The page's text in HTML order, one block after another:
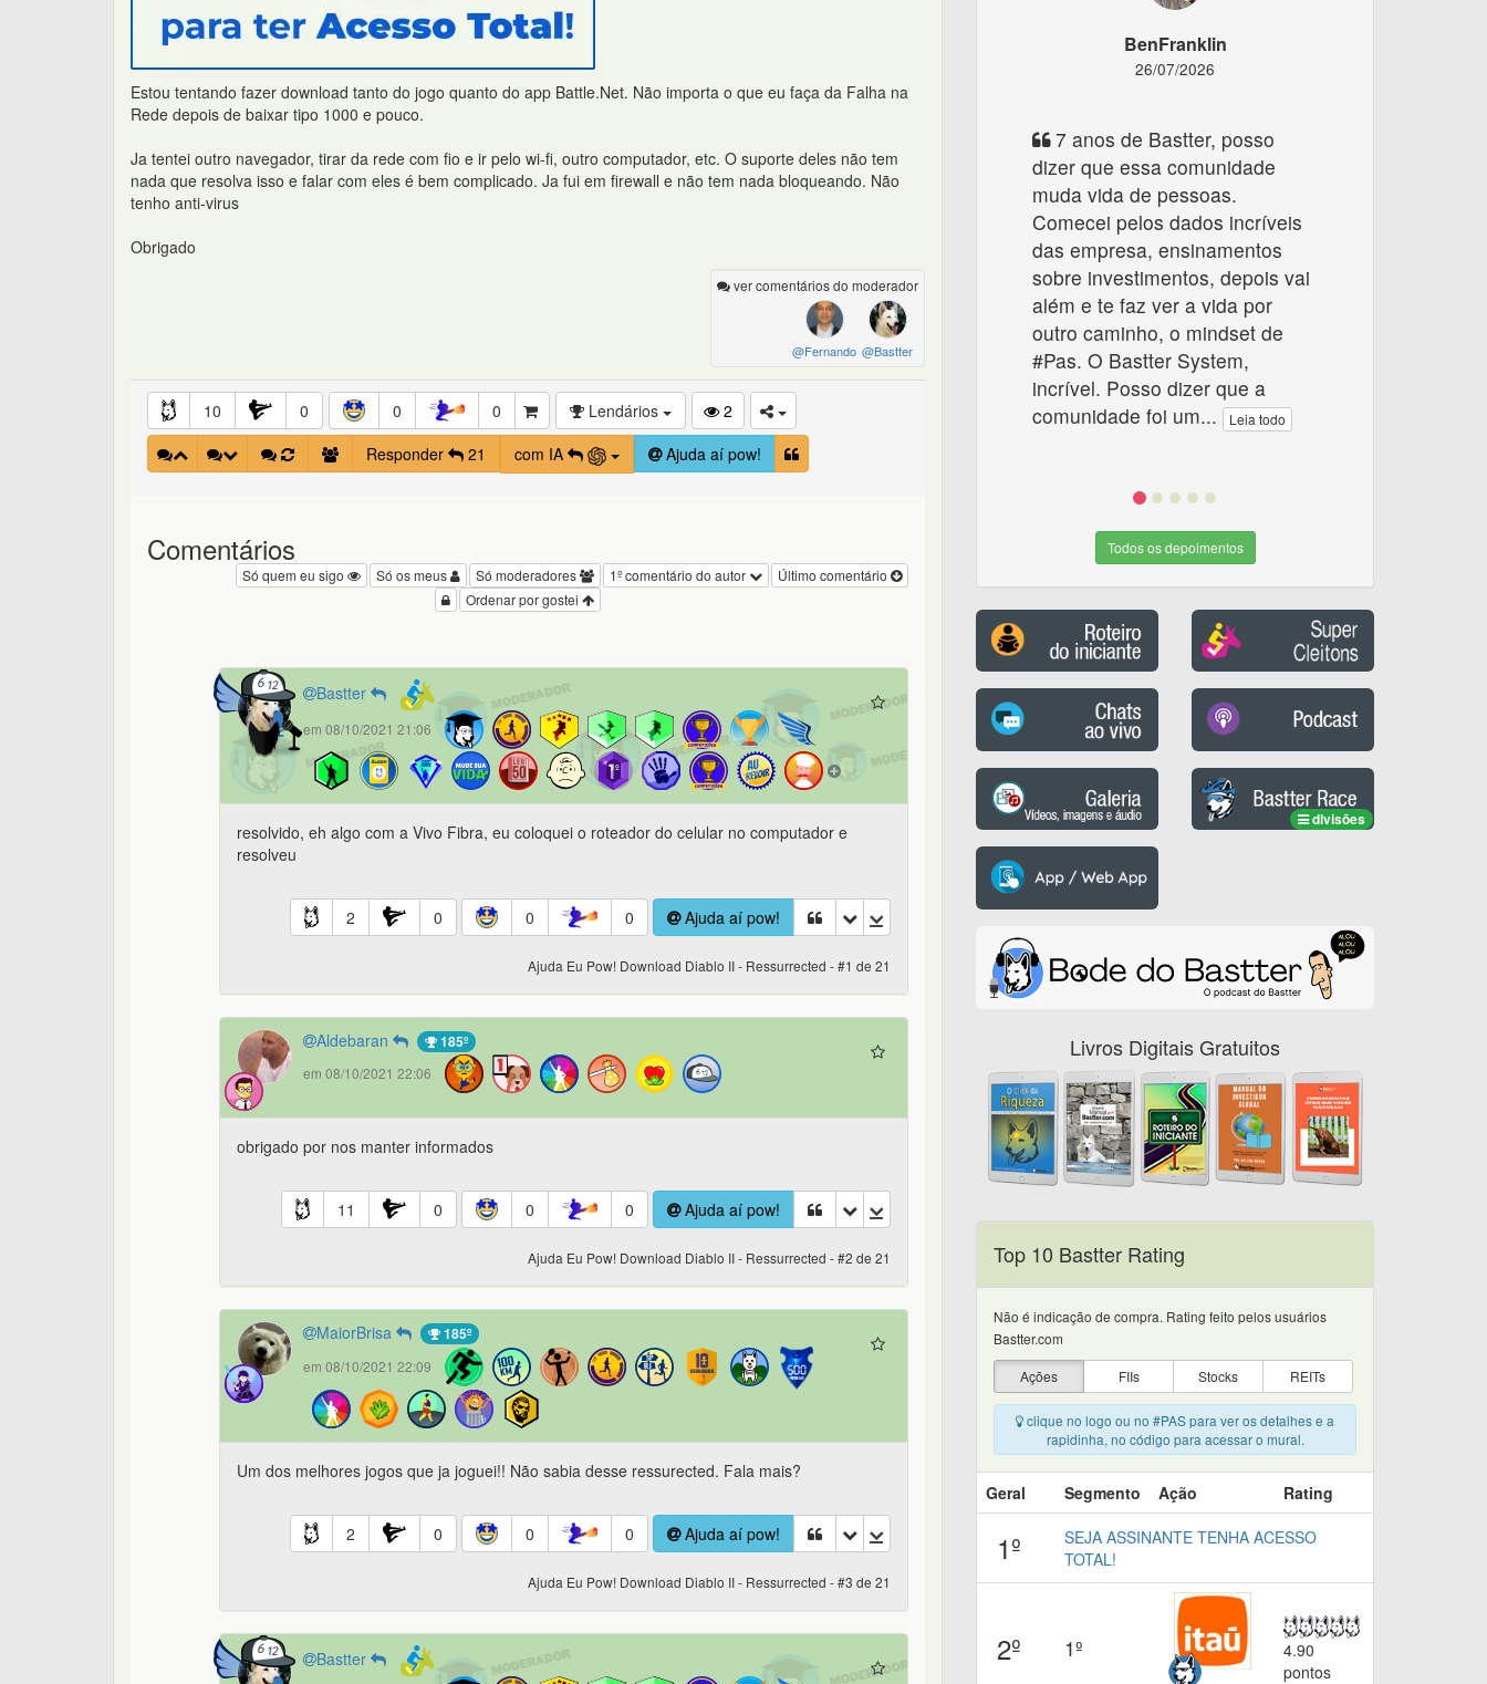
Estou tentando fazer download tanto do jogo quanto do app Battle.Net. Não importa o que eu faça da Falha na
Rede depois de baixar tipo 1000 e pouco.
Ja tentei outro navegador, tirar da rede com fio e ir pelo wi-fi, outro computador, etc. O suporte deles não tem
nada que resolva isso e falar com eles é bem complicado. Ja fui em firewall e não tem nada bloqueando. Não
tenho anti-virus
Obrigado
ver comentários do moderador
@Bastter
@Fernando
10 0 0 0 Lendários
2
Responder
21 com IA Ajuda aí pow!
Comentários
Último comentário
1º comentário do autor
Só moderadores
Só os meus
Só quem eu sigo
Ordenar por gostei
Bastter
em 08/10/2021 21:06
resolvido, eh algo com a Vivo Fibra, eu coloquei o roteador do celular no computador e
resolveu
2 0 0 0 Ajuda aí pow!
Ajuda Eu Pow! Download Diablo II - Ressurrected - #1 de 21
Aldebaran 185º
em 08/10/2021 22:06
obrigado por nos manter informados
11 0 0 0 Ajuda aí pow!
Ajuda Eu Pow! Download Diablo II - Ressurrected - #2 de 21
MaiorBrisa 185º
em 08/10/2021 22:09
Um dos melhores jogos que ja joguei!! Não sabia desse ressurected. Fala mais?
2 0 0 0 Ajuda aí pow!
Ajuda Eu Pow! Download Diablo II - Ressurrected - #3 de 21
Bastter
BenFranklin
26/07/2026
7 anos de Bastter, posso
dizer que essa comunidade
muda vida de pessoas.
Comecei pelos dados incríveis
das empresa, ensinamentos
sobre investimentos, depois vai
além e te faz ver a vida por
outro caminho, o mindset de
#Pas. O Bastter System,
incrível. Posso dizer que a
comunidade foi um... Leia todo
Todos os depoimentos
divisões
Livros Digitais Gratuitos
Top 10 Bastter Rating
Não é indicação de compra. Rating feito pelos usuários
Bastter.com
Ações
FIIs Stocks REITs
clique no logo ou no #PAS para ver os detalhes e a
rapidinha, no código para acessar o mural.
Geral Segmento Ação Rating
1º
SEJA ASSINANTE TENHA ACESSO
TOTAL!
2º 1º
4.90
pontos